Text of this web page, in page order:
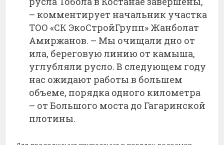
– комментирует начальник участка
ТОО «СК ЭкоСтройГрупп» Жанболат
Амиржанов. – Мы очищали дно от
ила, береговую линию от камыша,
углубляли русло. В следующем году
нас ожидают работы в большем
объеме, порядка одного километра
– от Большого моста до Гагаринской
плотины.